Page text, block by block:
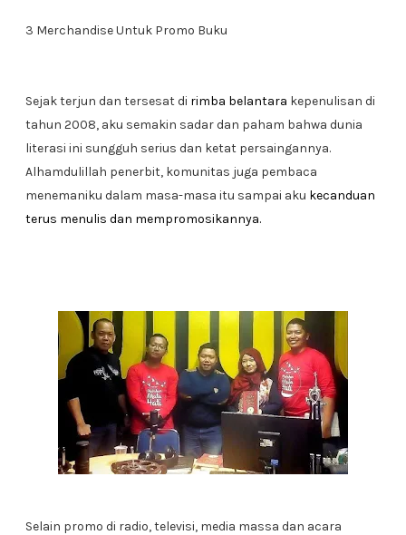
3 Merchandise Untuk Promo Buku
Sejak terjun dan tersesat di rimba belantara kepenulisan di
tahun 2008, aku semakin sadar dan paham bahwa dunia
literasi ini sungguh serius dan ketat persaingannya.
Alhamdulillah penerbit, komunitas juga pembaca
menemaniku dalam masa-masa itu sampai aku kecanduan
terus menulis dan mempromosikannya.
Selain promo di radio, televisi, media massa dan acara